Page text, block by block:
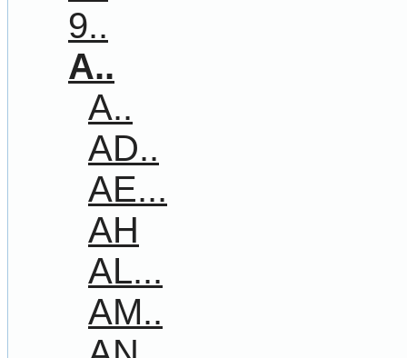
9..
A..
A..
AD..
AE...
AH
AL...
AM..